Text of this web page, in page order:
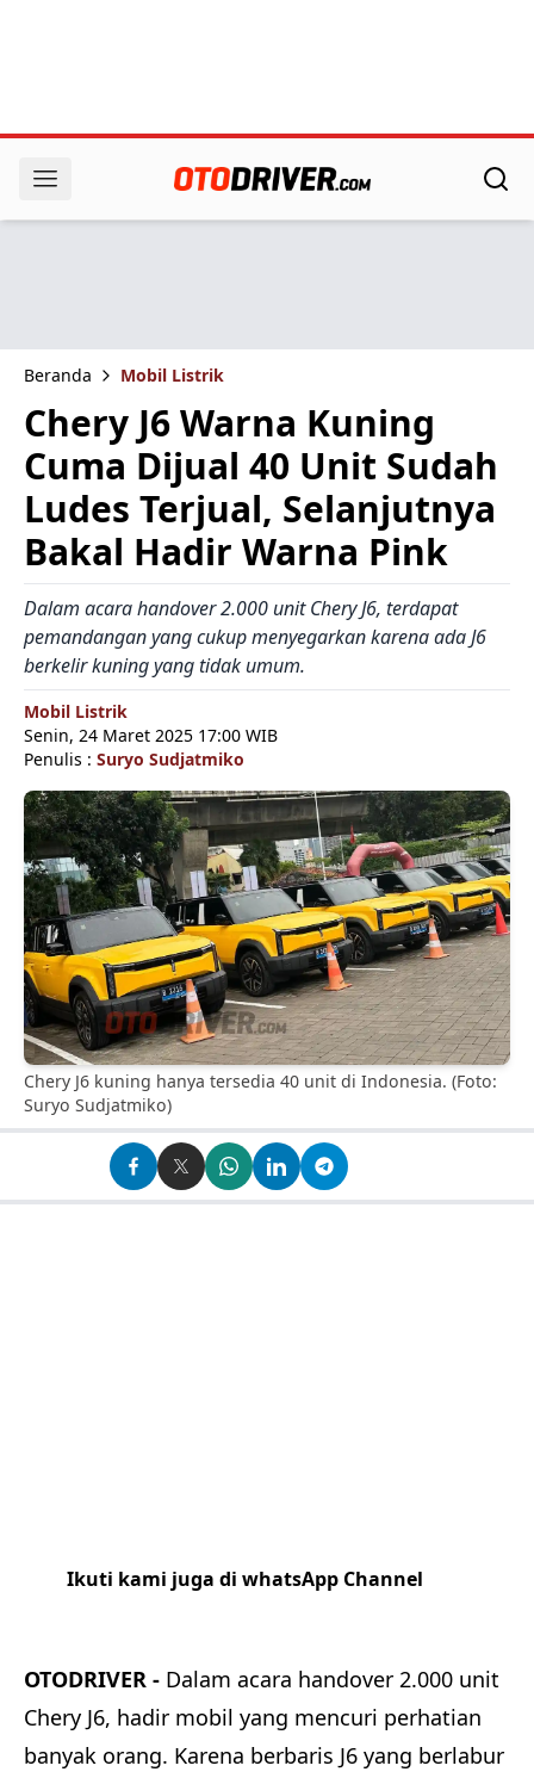
Beranda Mobil Listrik
Chery J6 Warna Kuning
Cuma Dijual 40 Unit Sudah
Ludes Terjual, Selanjutnya
Bakal Hadir Warna Pink
Dalam acara handover 2.000 unit Chery J6, terdapat
pemandangan yang cukup menyegarkan karena ada J6
berkelir kuning yang tidak umum.
Mobil Listrik
Senin, 24 Maret 2025 17:00 WIB
Penulis : Suryo Sudjatmiko
Chery J6 kuning hanya tersedia 40 unit di Indonesia. (Foto:
Suryo Sudjatmiko)
Ikuti kami juga di whatsApp Channel
OTODRIVER - Dalam acara handover 2.000 unit
Chery J6, hadir mobil yang mencuri perhatian
banyak orang. Karena berbaris J6 yang berlabur